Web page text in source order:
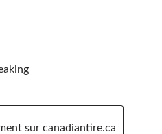
sur canadiantire.ca